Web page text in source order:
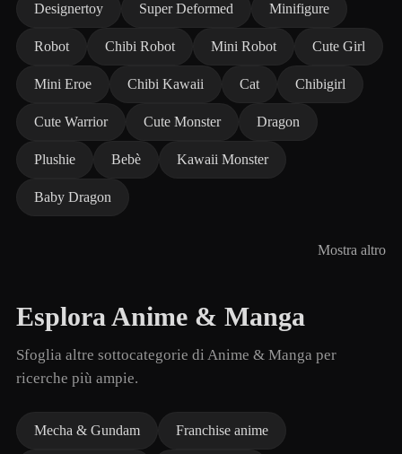
Designertoy Super Deformed Minifigure
Robot Chibi Robot Mini Robot Cute Girl
Mini Eroe Chibi Kawaii Cat Chibigirl
Cute Warrior Cute Monster Dragon
Plushie Bebè Kawaii Monster
Baby Dragon
Mostra altro
Esplora Anime & Manga
Sfoglia altre sottocategorie di Anime & Manga per
ricerche più ampie.
Mecha & Gundam Franchise anime